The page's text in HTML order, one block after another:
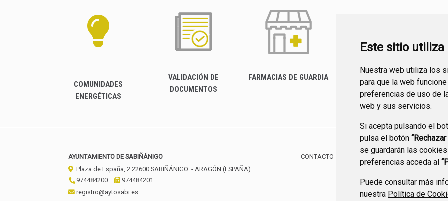
Este sitio
Nuestra web utiliza los
para que la web
preferencias de uso de
web y sus servicios.
Si acepta pulsando el
pulsa el botón
se guardarán las
preferencias acceda al
Puede consultar más
nuestra Política de
COMUNIDADES
ENERGÉTICAS
VALIDACIÓN DE
DOCUMENTOS
FARMACIAS DE GUARDIA
CANAL YOUTUBE
AYUNTAMIENTO DE SABIÑÁNIGO
Plaza de España, 2 22600 SABIÑÁNIGO - ARAGÓN (ESPAÑA)
974484200
974484201
registro@aytosabi.es
CONTACTO